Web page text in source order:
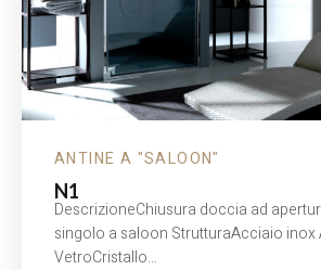
ANTINE A "SALOON"
N1
DescrizioneChiusura doccia ad
singolo a saloon StrutturaAcciaio inox
VetroCristallo…